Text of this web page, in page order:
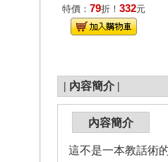
特價： 79折！ 332元
| 內容簡介 |
內容簡介
這不是一本教話術